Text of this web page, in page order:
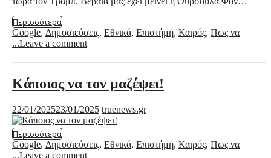
Περισσότερα
Google, Δημοσιεύσεις, Εθνικά, Επιστήμη, Καιρός, Πως να
...Leave a comment
Κάποιος να τον μαζέψει!
22/01/202523/01/2025 truenews.gr
Περισσότερα
Google, Δημοσιεύσεις, Εθνικά, Επιστήμη, Καιρός, Πως να
...Leave a comment